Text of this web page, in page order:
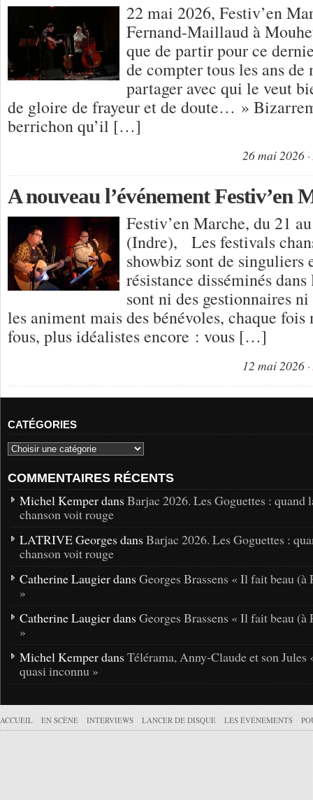
22 mai 2026, Festiv’en
Fernand-Maillaud à
que de partir pour ce
de compter tous les ans de
partager avec qui le veut
de gloire de frayeur et de doute… »
berrichon qu’il […]
26 mai 2026
A nouveau l’événement Festiv’en
Festiv’en Marche, du 21
(Indre), Les festivals
showbiz sont de singuliers
résistance disséminés
sont ni des gestionnaires
les animent mais des bénévoles, chaque fois
fous, plus idéalistes encore : vous […]
12 mai 2026
CATÉGORIES
COMMENTAIRES RÉCENTS
Michel Kemper dans Barjac 2026. Les Goguettes : quand
chanson voit rouge
LATRIVE Georges dans Barjac 2026. Les Goguettes :
chanson voit rouge
Catherine Laugier dans Georges Brassens « Il fait beau (à
»
Catherine Laugier dans Georges Brassens « Il fait beau (à
»
Michel Kemper dans Télérama, Anny-Claude et son Jules
quasi inconnu »
ACCUEIL EN SCÈNE INTERVIEWS LANCER DE DISQUE LES ÉVÉNEMENTS